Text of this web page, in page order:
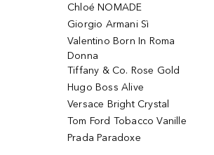
Chloé NOMADE
Giorgio Armani Sì
Valentino Born In Roma
Donna
Tiffany & Co. Rose Gold
Hugo Boss Alive
Versace Bright Crystal
Tom Ford Tobacco Vanille
Prada Paradoxe